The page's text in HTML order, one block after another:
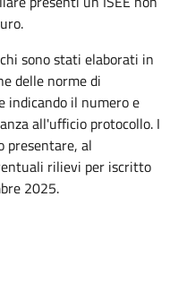
sono stati elaborati in
delle norme di
indicando il numero e
all'ufficio protocollo. I
al
rilievi per iscritto
2025.